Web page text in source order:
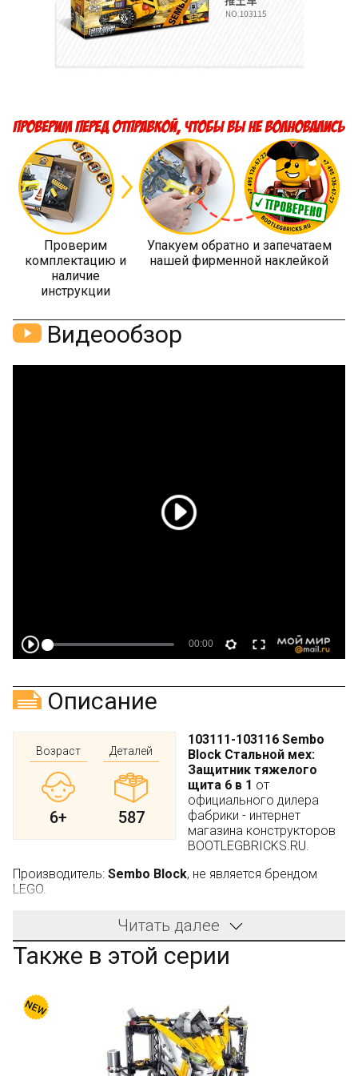
Проверим
комплектацию и
наличие
инструкции
Упакуем обратно и запечатаем
нашей фирменной наклейкой
Видеообзор
Описание
Возраст
6+
Деталей
587
103111-103116 Sembo
Block Стальной мех:
Защитник тяжелого
щита 6 в 1 от
официального дилера
фабрики - интернет
магазина конструкторов
BOOTLEGBRICKS.RU.
Производитель: Sembo Block, не является брендом
LEGO.
Благодаря этому набору любой мальчишка станет
обладателем сразу семи увлекательных игрушек. В
первую очередь, в его распоряжении появится 6 видов
транспортных средств, во вторую, большой стальной
грозным по внешнему виду, потому что будет собран
на основе мощной техники.
Следует заметить, что состоит он из:
гусеничного крана и колесного экскаватора;
Читать далее
Также в этой серии